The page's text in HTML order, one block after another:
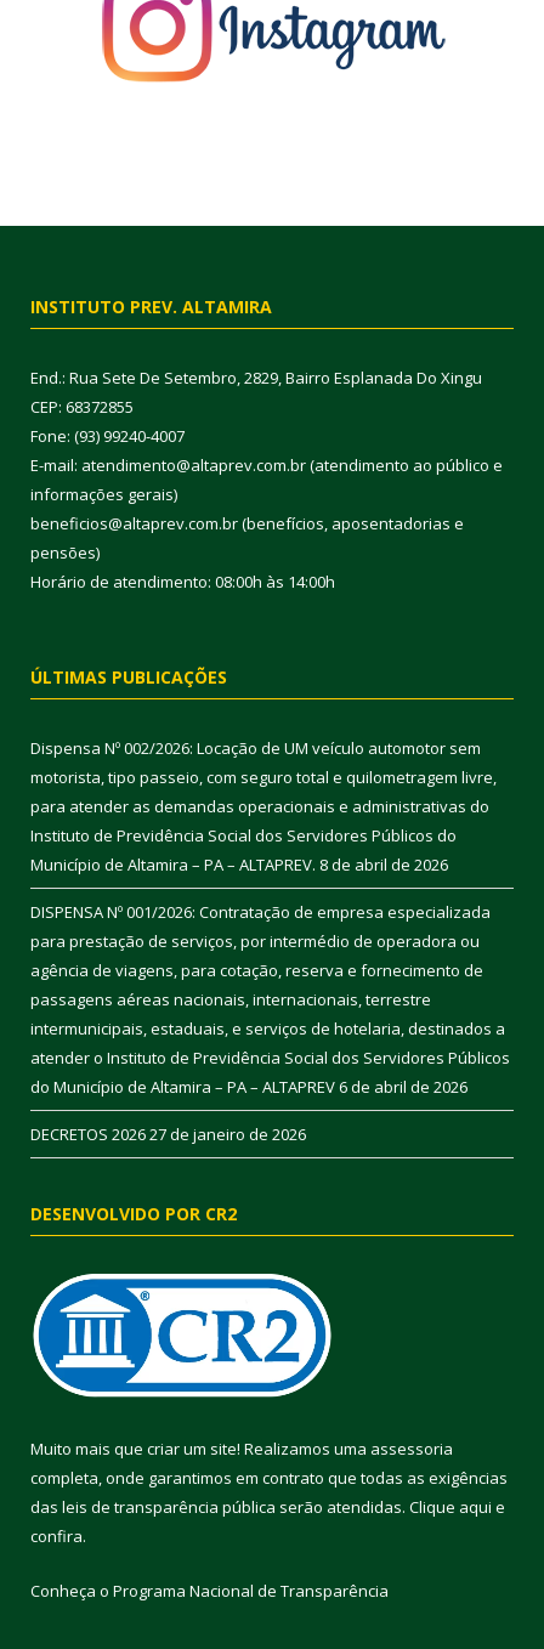
INSTITUTO PREV. ALTAMIRA
End.: Rua Sete De Setembro, 2829, Bairro Esplanada Do Xingu
CEP: 68372855
Fone: (93) 99240-4007
E-mail: atendimento@altaprev.com.br (atendimento ao público e
informações gerais)
beneficios@altaprev.com.br (benefícios, aposentadorias e
pensões)
Horário de atendimento: 08:00h às 14:00h
ÚLTIMAS PUBLICAÇÕES
Dispensa Nº 002/2026: Locação de UM veículo automotor sem
motorista, tipo passeio, com seguro total e quilometragem livre,
para atender as demandas operacionais e administrativas do
Instituto de Previdência Social dos Servidores Públicos do
Município de Altamira – PA – ALTAPREV. 8 de abril de 2026
DISPENSA Nº 001/2026: Contratação de empresa especializada
para prestação de serviços, por intermédio de operadora ou
agência de viagens, para cotação, reserva e fornecimento de
passagens aéreas nacionais, internacionais, terrestre
intermunicipais, estaduais, e serviços de hotelaria, destinados a
atender o Instituto de Previdência Social dos Servidores Públicos
do Município de Altamira – PA – ALTAPREV6 de abril de 2026
DECRETOS 202627 de janeiro de 2026
DESENVOLVIDO POR CR2
Muito mais que criar um site! Realizamos uma assessoria
completa, onde garantimos em contrato que todas as exigências
das leis de transparência pública serão atendidas. Clique aqui e
confira.
Conheça o Programa Nacional de Transparência